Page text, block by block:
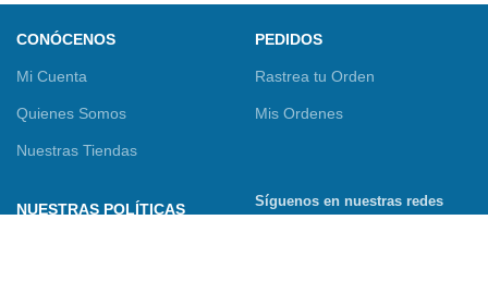
CONÓCENOS
Mi Cuenta
Quienes Somos
Nuestras Tiendas
PEDIDOS
Rastrea tu Orden
Mis Ordenes
NUESTRAS POLÍTICAS
Síguenos en nuestras redes